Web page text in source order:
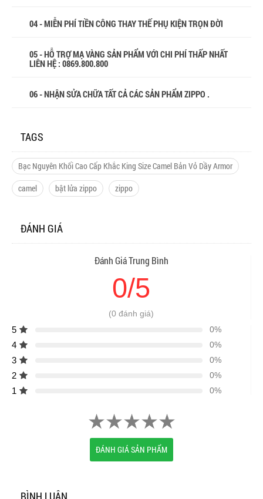
04 - MIỄN PHÍ TIỀN CÔNG THAY THẾ PHỤ KIỆN TRỌN ĐỜI
05 - HỖ TRỢ MẠ VÀNG SẢN PHẨM VỚI CHI PHÍ THẤP NHẤT
LIÊN HỆ : 0869.800.800
06 - NHẬN SỬA CHỮA TẤT CẢ CÁC SẢN PHẨM ZIPPO .
TAGS
Bạc Nguyên Khối Cao Cấp Khắc King Size Camel Bản Vỏ Dầy Armor
camel
bật lửa zippo zippo
ĐÁNH GIÁ
Đánh Giá Trung Bình
0/5
(0 đánh giá)
5 0%
4 0%
3 0%
2 0%
1 0%
ĐÁNH GIÁ SẢN PHẨM